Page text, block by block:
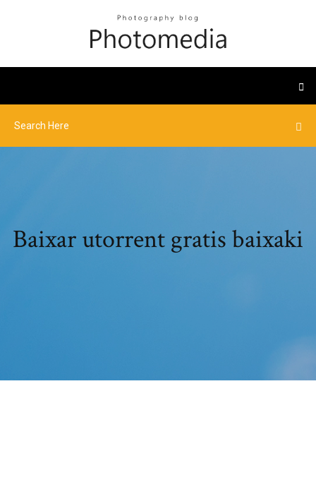
Baixar utorrent gratis baixaki